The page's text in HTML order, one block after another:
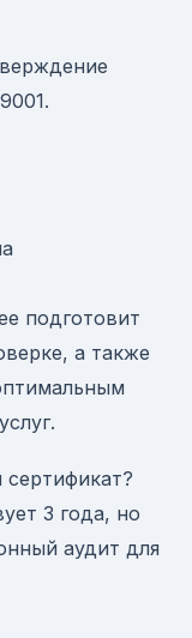
подготовит
а также
3 года, но
аудит для